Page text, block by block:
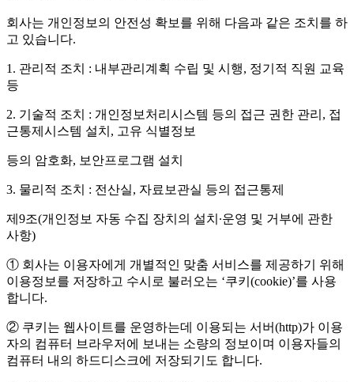
회사는 개인정보의 안전성 확보를 위해 다음과 같은 조치를 하
고 있습니다.
1. 관리적 조치 : 내부관리계획 수립 및 시행, 정기적 직원 교육
등
2. 기술적 조치 : 개인정보처리시스템 등의 접근 권한 관리, 접
근통제시스템 설치, 고유 식별정보
등의 암호화, 보안프로그램 설치
3. 물리적 조치 : 전산실, 자료보관실 등의 접근통제
제9조(개인정보 자동 수집 장치의 설치∙운영 및 거부에 관한
사항)
① 회사는 이용자에게 개별적인 맞춤 서비스를 제공하기 위해
이용정보를 저장하고 수시로 불러오는 ‘쿠키(cookie)’를 사용
합니다.
② 쿠키는 웹사이트를 운영하는데 이용되는 서버(http)가 이용
자의 컴퓨터 브라우저에 보내는 소량의 정보이며 이용자들의
컴퓨터 내의 하드디스크에 저장되기도 합니다.